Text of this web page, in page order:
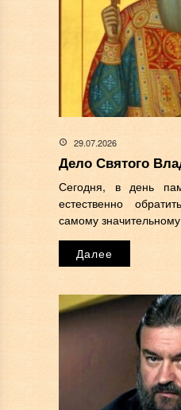
29.07.2026
Дело Святого
Сегодня, в день
естественно
самому
Далее